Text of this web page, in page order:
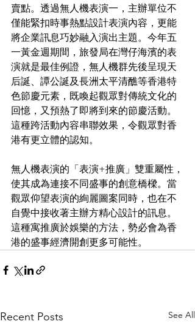
賣點。透過無人機表演一，主辦單位不
僅能緊扣時事熱點設計表演內容，更能
將企業訊息巧妙融入演出主題。今年五
一黃金週期間，旅發局在灣仔海濱的表
演就是最佳例證，無人機群先後呈現天
后誕、譚公誕及長洲太平清醮等香港特
色節慶元素，既喚起觀眾對傳統文化的
回憶，又預熱了即將到來的節慶活動。
這種跨活動內容串聯效果，令觀眾對香
港有更立體的認知。
無人機表演的「表演+推廣」雙重屬性，
使其成為連接不同盛事的創意橋樑。當
觀眾仰望表演的絢麗圖案同時，也在不
自覺中接收著主辦方精心設計的訊息。
這種寓推廣於娛樂的方法，勢必會為香
港的盛事經濟開創更多可能性。
Recent Posts See All